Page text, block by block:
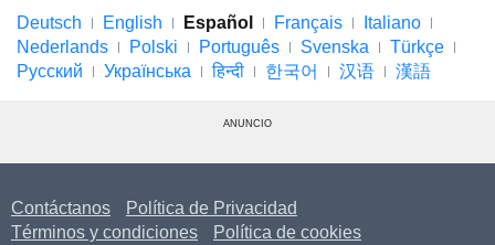
Deutsch English Español Français
Italiano
Nederlands
Polski Português Svenska
Türkçe
Русский
Українська हिन्दी 한국어 汉语 漢語
ANUNCIO
Contáctanos
Política de Privacidad
Términos y condiciones
Política de cookies